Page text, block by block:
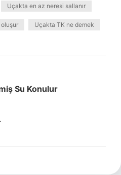
Uçakta en az neresi sallanır
Uçakta TK ne demek
Su Konulur